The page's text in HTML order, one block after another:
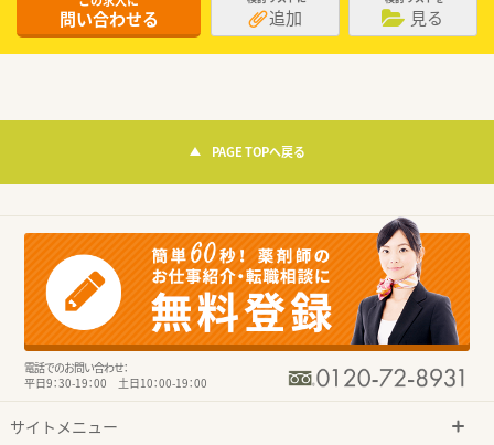
問い合わせる 追加 見る
PAGE TOPへ戻る
電話でのお問い合わせ：
平日9：30-19：00 土日10：00-19：00
サイトメニュー